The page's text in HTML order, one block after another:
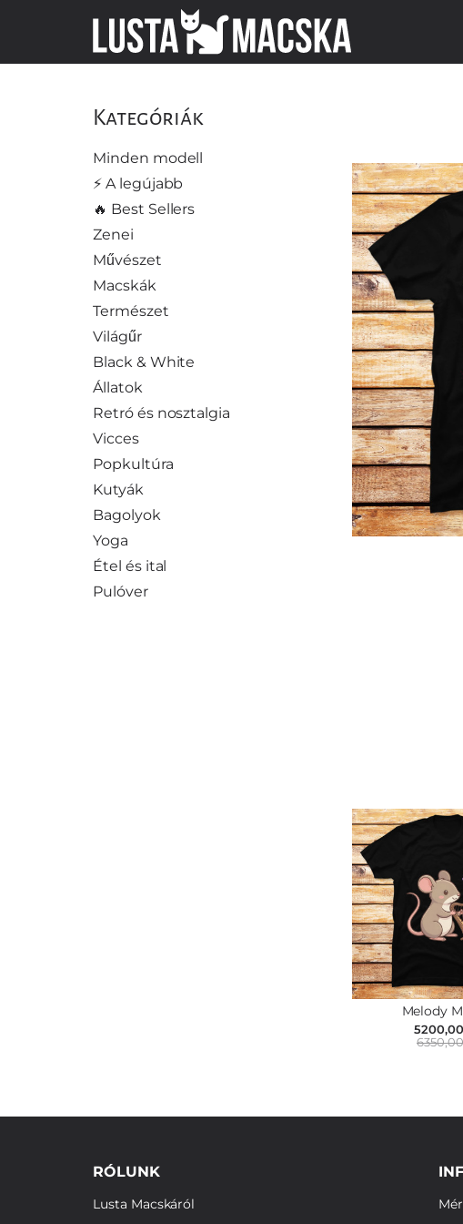
Kategóriák
Minden modell
⚡️ A legújabb
🔥 Best Sellers
Zenei
Művészet
Macskák
Természet
Világűr
Black & White
Állatok
Retró és nosztalgia
Vicces
Popkultúra
Kutyák
Bagolyok
Yoga
Étel és ital
Pulóver
Melody
RÓLUNK
Lusta Macskáról